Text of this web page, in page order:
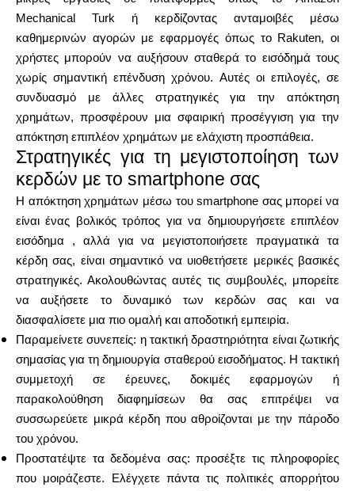
Mechanical Turk ή κερδίζοντας ανταμοιβές μέσω
καθημερινών αγορών με εφαρμογές όπως το Rakuten, οι
χρήστες μπορούν να αυξήσουν σταθερά το εισόδημά τους
χωρίς σημαντική επένδυση χρόνου. Αυτές οι επιλογές, σε
συνδυασμό με άλλες στρατηγικές για την απόκτηση
χρημάτων, προσφέρουν μια σφαιρική προσέγγιση για την
απόκτηση επιπλέον χρημάτων με ελάχιστη προσπάθεια.
Στρατηγικές για τη μεγιστοποίηση των
κερδών με το smartphone σας
Η απόκτηση χρημάτων μέσω του smartphone σας μπορεί να
είναι ένας βολικός τρόπος για να δημιουργήσετε επιπλέον
εισόδημα , αλλά για να μεγιστοποιήσετε πραγματικά τα
κέρδη σας, είναι σημαντικό να υιοθετήσετε μερικές βασικές
στρατηγικές. Ακολουθώντας αυτές τις συμβουλές, μπορείτε
να αυξήσετε το δυναμικό των κερδών σας και να
διασφαλίσετε μια πιο ομαλή και αποδοτική εμπειρία.
Παραμείνετε συνεπείς: η τακτική δραστηριότητα είναι ζωτικής
σημασίας για τη δημιουργία σταθερού εισοδήματος. Η τακτική
συμμετοχή σε έρευνες, δοκιμές εφαρμογών ή
παρακολούθηση διαφημίσεων θα σας επιτρέψει να
συσσωρεύετε μικρά κέρδη που αθροίζονται με την πάροδο
του χρόνου.
Προστατέψτε τα δεδομένα σας: προσέξτε τις πληροφορίες
που μοιράζεστε. Ελέγχετε πάντα τις πολιτικές απορρήτου